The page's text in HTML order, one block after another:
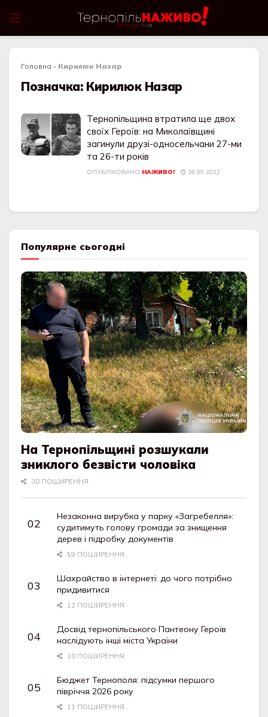
Головна » Кирилюк Назар
Позначка: Кирилюк Назар
Тернопільщина втратила ще двох
своїх Героїв: на Миколаївщині
загинули друзі-односельчани 27-ми
та 26-ти років
ОПУБЛІКОВАНО НАЖИВО! 16.09.2022
Популярне сьогодні
На Тернопільщині розшукали
зниклого безвісти чоловіка
30 ПОШИРЕННЯ
Незаконна вирубка у парку «Загребелля»:
судитимуть голову громади за знищення
дерев і підробку документів
59 ПОШИРЕННЯ
Шахрайство в інтернеті: до чого потрібно
придивитися
12 ПОШИРЕННЯ
Досвід тернопільського Пантеону Героїв
наслідують інші міста України
10 ПОШИРЕННЯ
Бюджет Тернополя: підсумки першого
півріччя 2026 року
11 ПОШИРЕННЯ